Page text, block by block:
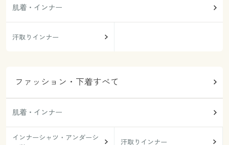
肌着・インナー
汗取りインナー
ファッション・下着すべて
肌着・インナー
インナーシャツ・アンダーシ
汗取りインナー